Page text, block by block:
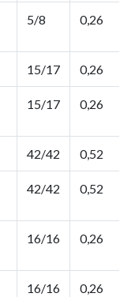
5/8 0,26
15/17 0,26
15/17 0,26
42/42 0,52
42/42 0,52
16/16 0,26
16/16 0,26